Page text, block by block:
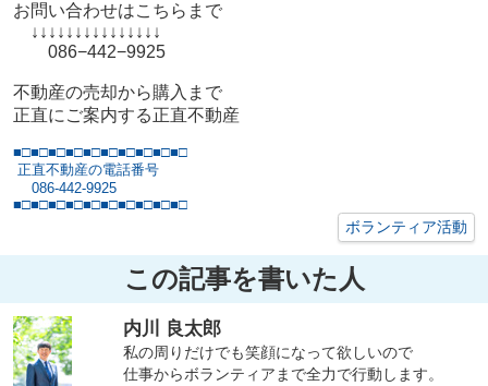
お問い合わせはこちらまで
↓↓↓↓↓↓↓↓↓↓↓↓↓↓↓
086−442−9925
不動産の売却から購入まで
正直にご案内する正直不動産
■□■□■□■□■□■□■□■□■□■□
正直不動産の電話番号
086-442-9925
■□■□■□■□■□■□■□■□■□■□
ボランティア活動
この記事を書いた人
内川 良太郎
私の周りだけでも笑顔になって欲しいので
仕事からボランティアまで全力で行動します。